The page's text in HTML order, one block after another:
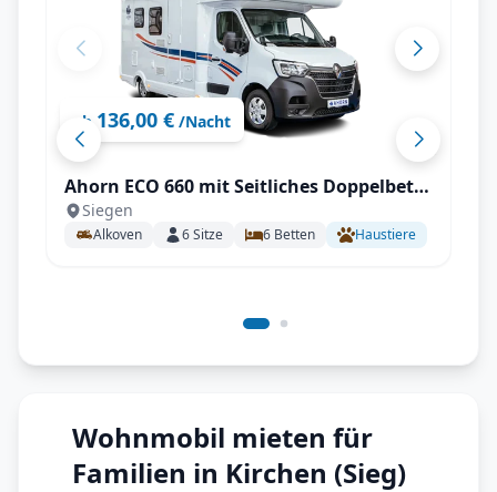
ab 136,00 € /Nacht
Ahorn ECO 660 mit Seitliches Doppelbett
längs (SB)
Siegen
Alkoven 6Sitze 6 Betten Haustiere
Wohnmobil mieten für
Familien in Kirchen (Sieg)